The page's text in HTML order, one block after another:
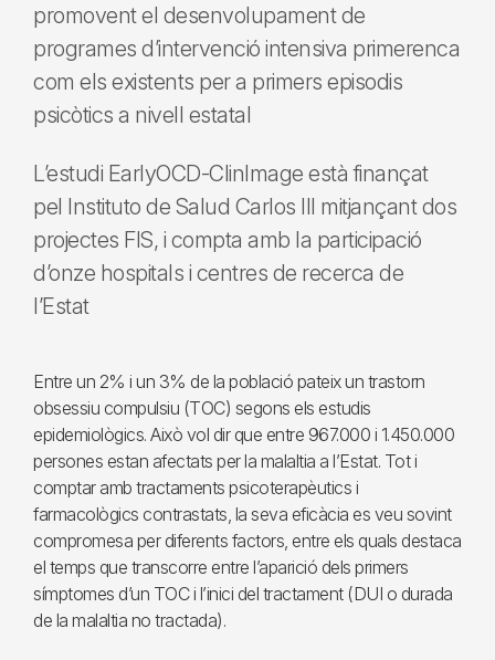
promovent el desenvolupament de
programes d’intervenció intensiva primerenca
com els existents per a primers episodis
psicòtics a nivell estatal
L’estudi EarlyOCD-ClinImage està finançat
pel Instituto de Salud Carlos III mitjançant dos
projectes FIS, i compta amb la participació
d’onze hospitals i centres de recerca de
l’Estat
Entre un 2% i un 3% de la població pateix un trastorn
obsessiu compulsiu (TOC) segons els estudis
epidemiològics. Això vol dir que entre 967.000 i 1.450.000
persones estan afectats per la malaltia a l’Estat. Tot i
comptar amb tractaments psicoterapèutics i
farmacològics contrastats, la seva eficàcia es veu sovint
compromesa per diferents factors, entre els quals destaca
el temps que transcorre entre l’aparició dels primers
símptomes d’un TOC i l’inici del tractament (DUI o durada
de la malaltia no tractada).